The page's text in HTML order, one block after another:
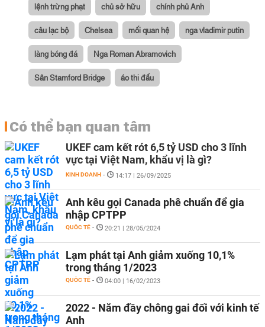
lệnh trừng phạt chủ sở hữu chính phủ Anh
câu lạc bộ Chelsea mối quan hệ nga vladimir putin
làng bóng đá Nga Roman Abramovich
Sân Stamford Bridge áo thi đấu
Có thể bạn quan tâm
UKEF cam kết rót 6,5 tỷ USD cho 3 lĩnh
vực tại Việt Nam, khẩu vị là gì?
KINH DOANH - 14:17 | 26/09/2025
Anh kêu gọi Canada phê chuẩn để gia
nhập CPTPP
QUỐC TẾ - 20:21 | 28/05/2024
Lạm phát tại Anh giảm xuống 10,1%
trong tháng 1/2023
QUỐC TẾ - 04:00 | 16/02/2023
2022 - Năm đầy chông gai đối với kinh tế
Anh